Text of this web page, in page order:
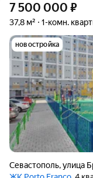
7 500 000 ₽
37,8 м² 1-комн.
новостройка
Севастополь,улица